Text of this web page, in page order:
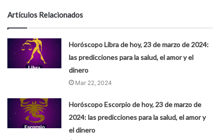
Artículos Relacionados
Horóscopo Libra de hoy, 23 de marzo de 2024:
las predicciones para la salud, el amor y el
dinero
Mar 22, 2024
Horóscopo Escorpio de hoy, 23 de marzo de
2024: las predicciones para la salud, el amor y
el dinero